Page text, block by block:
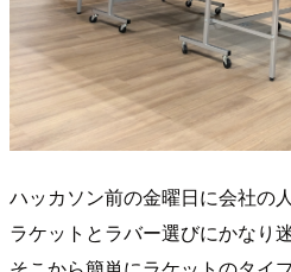
ハッカソン前の金曜日に会社の
ラケットとラバー選びにかなり